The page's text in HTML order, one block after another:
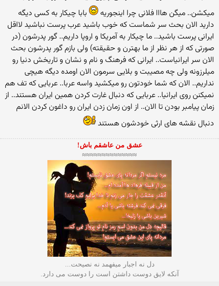
میکشن.. میگن هااا فلانی چرا اینجوریه
بابا چیکار به کسی دیگه
دارید الان بحث سر شماست که خوب باشید عرب پرست نباشید لااقل
ایرانی پرست باشید.. ما چیکار به آمریکا و اروپا داریم.. گور پدرشون (در
صورتی که از هر نظر از ما بهترن و حقیقته) ولی بازم گور پدرشون بحث
الان سر ایرانیاست.. ایرانی که فرهنگ و نام و نشان و تاریخش دنیا رو
میلرزونه ولی چه مصیبت و بلایی سرمون الان اومده دیگه هیچی
نداریم.. الان که شما خودتون رو میکشید واسه عربا.. عربایی که تف هم
نمیکنن روی ایرانیا.. عربایی که دنبال غارت کردن همین ایران هستند.. از
زمان پیامبر بودن تا الان.. از اون زمان زدن ایران رو داغون کردن الانم
دنبال نقشه های ارثی خودشون هستند
عشق من عاشقم باش!
≈≈≈≈≈≈≈≈≈≈≈≈≈≈
دل نه اجبار میفهمد نه نصیحت...
آنکه لایق دوست داشتن است را دوست می دارد.